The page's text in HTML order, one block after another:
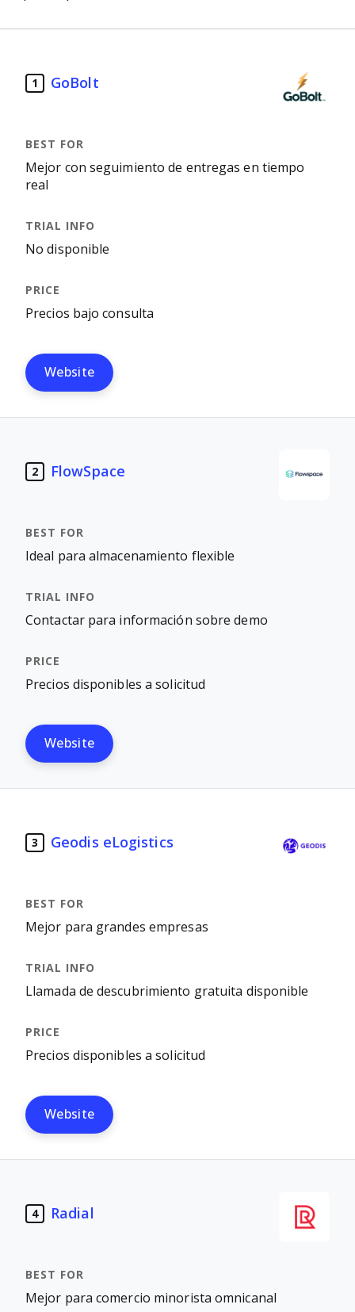
1 GoBolt
Mejor con seguimiento de entregas en tiempo
real
No disponible
Precios bajo consulta
Website
2 FlowSpace
Ideal para almacenamiento flexible
Contactar para información sobre demo
Precios disponibles a solicitud
Website
3 Geodis eLogistics
Mejor para grandes empresas
Llamada de descubrimiento gratuita disponible
Precios disponibles a solicitud
Website
4 Radial
Mejor para comercio minorista omnicanal